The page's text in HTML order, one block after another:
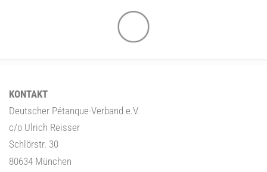
KONTAKT
Deutscher Pétanque-Verband e.V.
c/o Ulrich Reisser
Schlörstr. 30
80634 München